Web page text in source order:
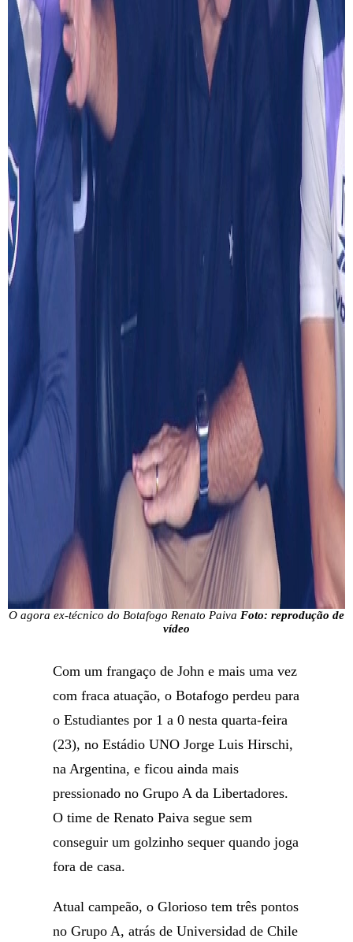
O agora ex-técnico do Botafogo Renato Paiva Foto: reprodução de
vídeo
Com um frangaço de John e mais uma vez
com fraca atuação, o Botafogo perdeu para
o Estudiantes por 1 a 0 nesta quarta-feira
(23), no Estádio UNO Jorge Luis Hirschi,
na Argentina, e ficou ainda mais
pressionado no Grupo A da Libertadores.
O time de Renato Paiva segue sem
conseguir um golzinho sequer quando joga
fora de casa.
Atual campeão, o Glorioso tem três pontos
no Grupo A, atrás de Universidad de Chile